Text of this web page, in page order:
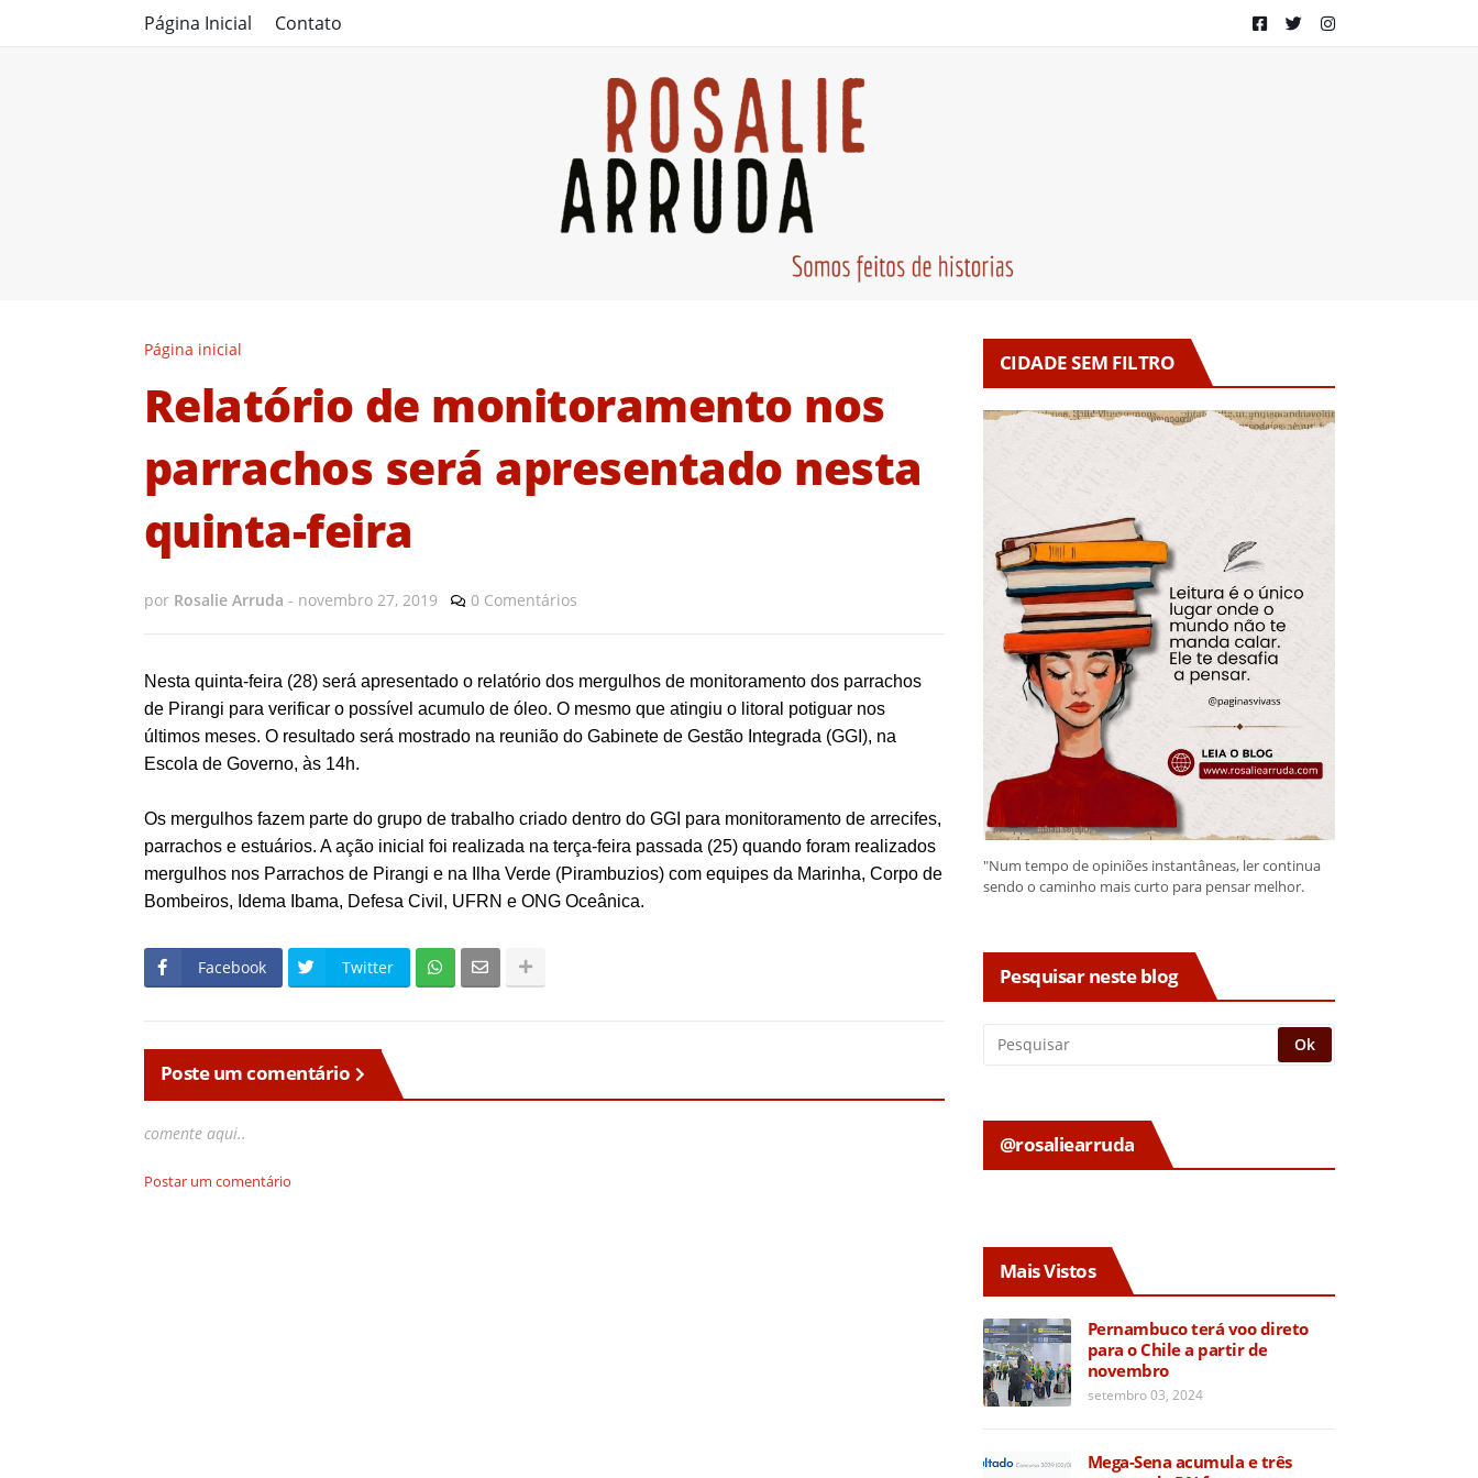
Página Inicial Contato
Página inicial
Relatório de monitoramento nos
parrachos será apresentado nesta
quinta-feira
por Rosalie Arruda - novembro 27, 2019 0 Comentários
Nesta quinta-feira (28) será apresentado o relatório dos mergulhos de monitoramento dos parrachos
de Pirangi para verificar o possível acumulo de óleo. O mesmo que atingiu o litoral potiguar nos
últimos meses. O resultado será mostrado na reunião do Gabinete de Gestão Integrada (GGI), na
Escola de Governo, às 14h.
Os mergulhos fazem parte do grupo de trabalho criado dentro do GGI para monitoramento de arrecifes,
parrachos e estuários. A ação inicial foi realizada na terça-feira passada (25) quando foram realizados
mergulhos nos Parrachos de Pirangi e na Ilha Verde (Pirambuzios) com equipes da Marinha, Corpo de
Bombeiros, Idema Ibama, Defesa Civil, UFRN e ONG Oceânica.
Facebook Twitter
Poste um comentário
comente aqui..
Postar um comentário
CIDADE SEM FILTRO
"Num tempo de opiniões instantâneas, ler continua
sendo o caminho mais curto para pensar melhor.
Pesquisar neste blog
@rosaliearruda
Mais Vistos
Pernambuco terá voo direto
para o Chile a partir de
novembro
setembro 03, 2024
Mega-Sena acumula e três